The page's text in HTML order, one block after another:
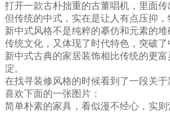
打开一款古朴拙重的古董唱机，里面
但传统的中式，实在是让人有点压抑
新中式风格不是纯粹的摹仿和元素的
传统文化，又体现了时代特色，突破
新中式古典的家居装饰相比传统的更
淀。
在找寻装修风格的时候看到了一段关
喜欢下面的一张图片：
简单朴素的家具，看似漫不经心，实